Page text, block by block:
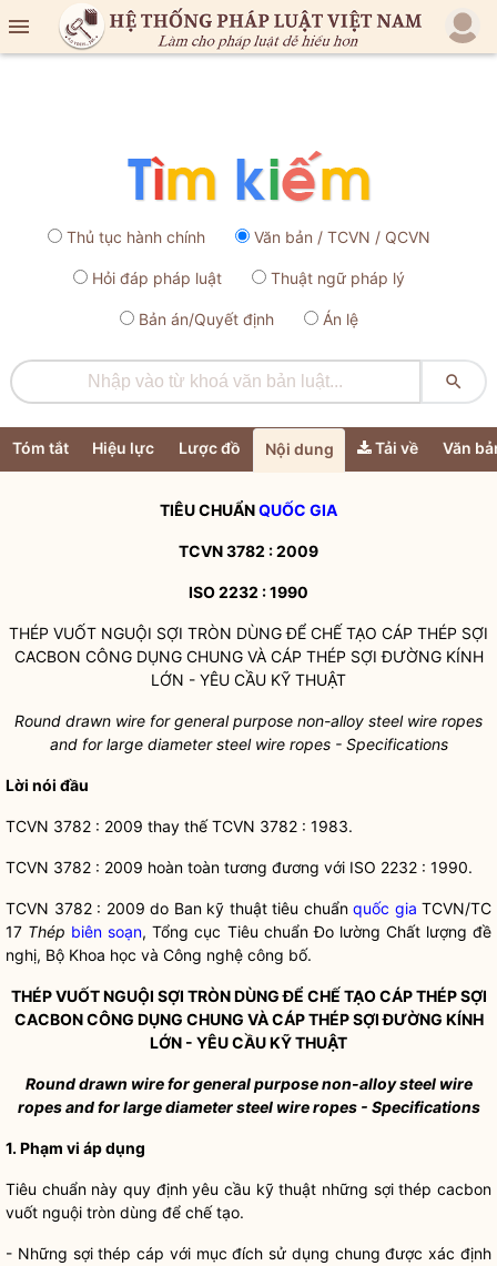

Thủ tục hành chính Văn bản / TCVN / QCVN
Hỏi đáp pháp luật Thuật ngữ pháp lý
Bản án/Quyết định Án lệ

Tóm tắt Hiệu lực Lược đồ Nội dung Tải về Văn
TIÊU CHUẨNQUỐC GIA
TCVN 3782 : 2009
ISO 2232 : 1990
THÉP VUỐT NGUỘI SỢI TRÒN DÙNG ĐỂ CHẾ TẠO CÁP THÉP SỢI
CACBON CÔNG DỤNG CHUNG VÀ CÁP THÉP SỢI ĐƯỜNG KÍNH
LỚN - YÊU CẦU KỸ THUẬT
Round drawn wire for general purpose non-alloy steel wire ropes
and for large diametersteel wire ropes - Specifications
Lời nói đầu
TCVN 3782 : 2009 thay thế TCVN 3782 : 1983.
TCVN 3782 : 2009 hoàn toàn tương đương với ISO 2232 : 1990.
TCVN 3782 : 2009 do Ban kỹ thuật tiêu chuẩn quốc gia TCVN/TC
17 Thép biên soạn, Tổng cục Tiêu chuẩn Đo lường Chất lượng đề
nghị, Bộ Khoa học và Công nghệ công bố.
THÉP VUỐT NGUỘI SỢI TRÒN DÙNG ĐỂ CHẾ TẠO CÁP THÉP SỢI
CACBON CÔNG DỤNG CHUNG VÀ CÁP THÉP SỢI ĐƯỜNG KÍNH
LỚN - YÊU CẦU KỸ THUẬT
Round drawn wire for general purpose non-alloysteel wire
ropes and for large diametersteel wire ropes - Specifications
1. Phạm vi áp dụng
Tiêu chuẩn này quy định yêu cầu kỹ thuật những sợi thép cacbon
vuốt nguội tròn dùng để chế tạo.
- Những sợi thép cáp với mục đích sử dụng chung được xác định